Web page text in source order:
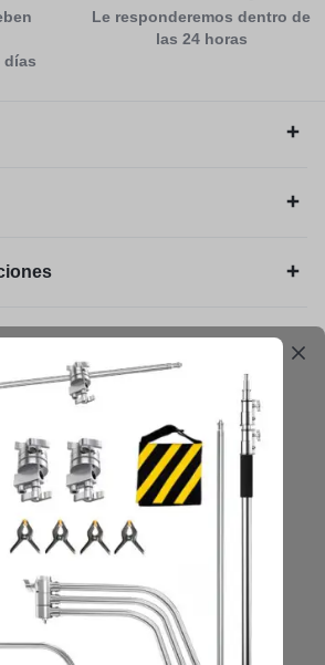
días
Le responderemos dentro de
las 24 horas
contacto
actualizaciones y más.